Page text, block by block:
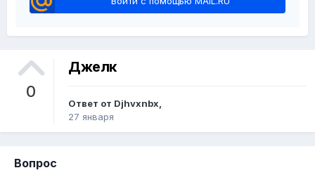
0
Джелк
Ответ от Djhvxnbx,
27 января
Вопрос